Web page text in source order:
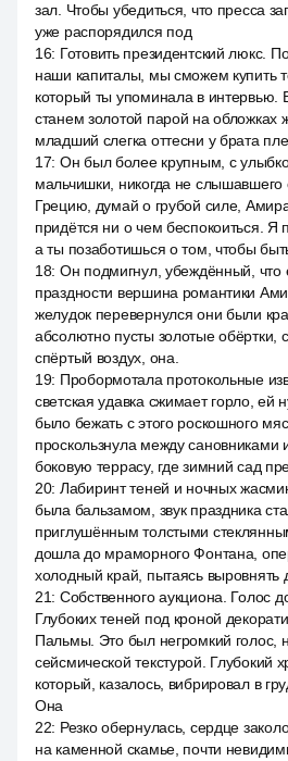
зал. Чтобы убедиться, что пресса
уже распорядился под
16: Готовить президентский люкс.
наши капиталы, мы сможем купить
который ты упоминала в
станем золотой парой на обложках
младший слегка оттесни у брата
17: Он был более крупным, с
мальчишки, никогда не слышавшего
Грецию, думай о грубой силе,
придётся ни о чем беспокоиться. Я
а ты позаботишься о том, чтобы
18: Он подмигнул, убеждённый, что
праздности вершина романтики
желудок перевернулся они были
абсолютно пусты золотые
спёртый воздух, она.
19: Пробормотала протокольные
светская удавка сжимает горло, ей
было бежать с этого роскошного
проскользнула между сановниками
боковую террасу, где зимний сад
20: Лабиринт теней и ночных
была бальзамом, звук праздника
приглушённым толстыми
дошла до мраморного Фонтана,
холодный край, пытаясь выровнять
21: Собственного аукциона. Голос
Глубоких теней под кроной
Пальмы. Это был негромкий голос,
сейсмической текстурой. Глубокий
который, казалось, вибрировал в
Она
22: Резко обернулась, сердце
на каменной скамье, почти